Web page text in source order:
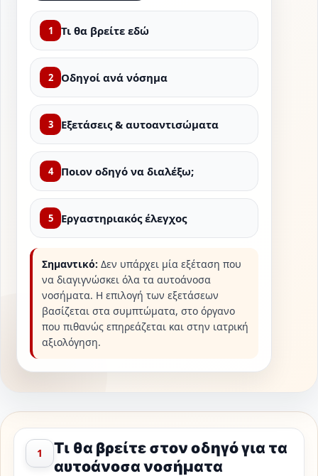
1 Τι θα βρείτε εδώ
2 Οδηγοί ανά νόσημα
3 Εξετάσεις & αυτοαντισώματα
4 Ποιον οδηγό να διαλέξω;
5 Εργαστηριακός έλεγχος
Σημαντικό: Δεν υπάρχει μία εξέταση που
να διαγιγνώσκει όλα τα αυτοάνοσα
νοσήματα. Η επιλογή των εξετάσεων
βασίζεται στα συμπτώματα, στο όργανο
που πιθανώς επηρεάζεται και στην ιατρική
αξιολόγηση.
1
Τι θα βρείτε στον οδηγό για τα
αυτοάνοσα νοσήματα